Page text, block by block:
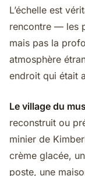
L’échelle est
rencontre — les
mais pas la
atmosphère
endroit qui était
Le village du
reconstruit ou
minier de
crème glacée,
poste, une